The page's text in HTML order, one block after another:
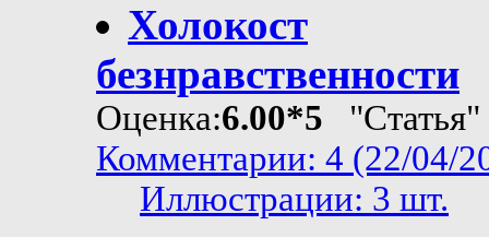
Холокост
безнравственности
Оценка:6.00*5 "Статья"
Комментарии: 4 (22/04/
Иллюстрации: 3 шт.